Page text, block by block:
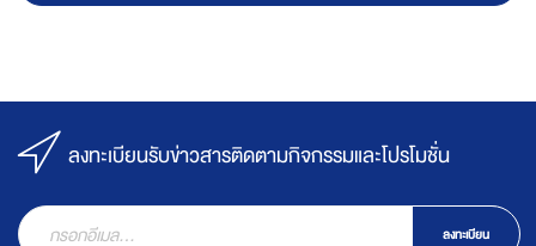
ลงทะเบียนรับข่าวสารติดตามกิจกรรมและโปรโมชั่น
ลงทะเบียน